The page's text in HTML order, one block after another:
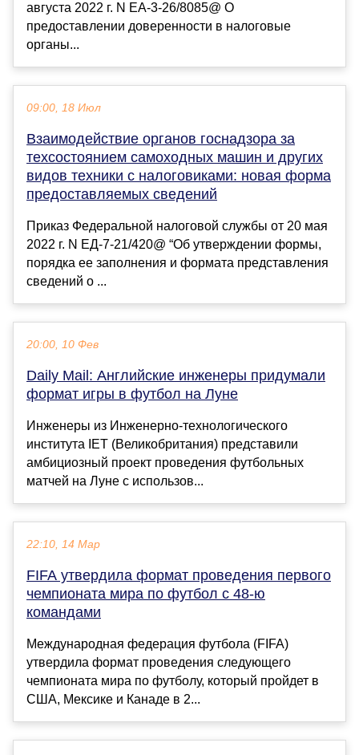
августа 2022 г. N ЕА-3-26/8085@ О
предоставлении доверенности в налоговые
органы...
09:00, 18 Июл
Взаимодействие органов госнадзора за
техсостоянием самоходных машин и других
видов техники с налоговиками: новая форма
предоставляемых сведений
Приказ Федеральной налоговой службы от 20 мая
2022 г. N ЕД-7-21/420@ “Об утверждении формы,
порядка ее заполнения и формата представления
сведений о ...
20:00, 10 Фев
Daily Mail: Английские инженеры придумали
формат игры в футбол на Луне
Инженеры из Инженерно-технологического
института IET (Великобритания) представили
амбициозный проект проведения футбольных
матчей на Луне с использов...
22:10, 14 Мар
FIFA утвердила формат проведения первого
чемпионата мира по футбол с 48-ю
командами
Международная федерация футбола (FIFA)
утвердила формат проведения следующего
чемпионата мира по футболу, который пройдет в
США, Мексике и Канаде в 2...